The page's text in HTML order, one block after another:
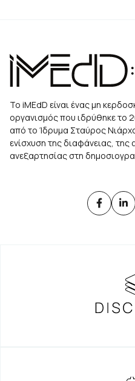
Το iMEdD είναι ένας μη
οργανισμός που ιδρύθηκε το
από το Ίδρυμα Σταύρος
ενίσχυση της διαφάνειας, της
ανεξαρτησίας στη